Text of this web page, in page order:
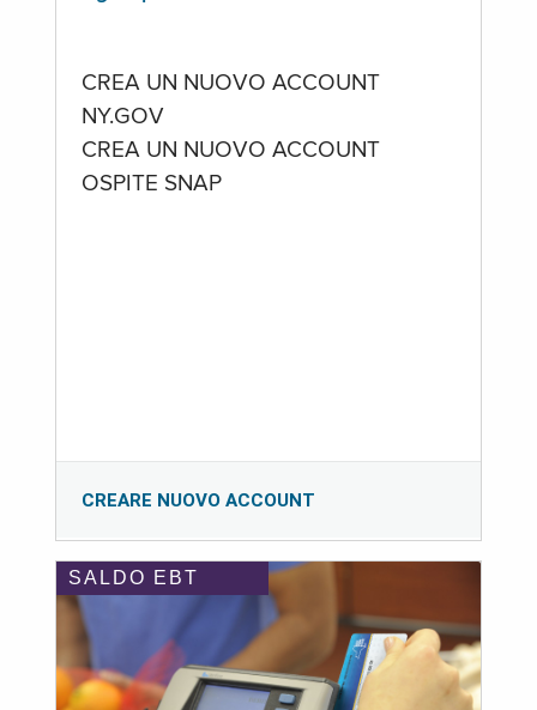
CREA UN NUOVO ACCOUNT
NY.GOV
CREA UN NUOVO ACCOUNT
OSPITE SNAP
CREARE NUOVO ACCOUNT
SALDO EBT